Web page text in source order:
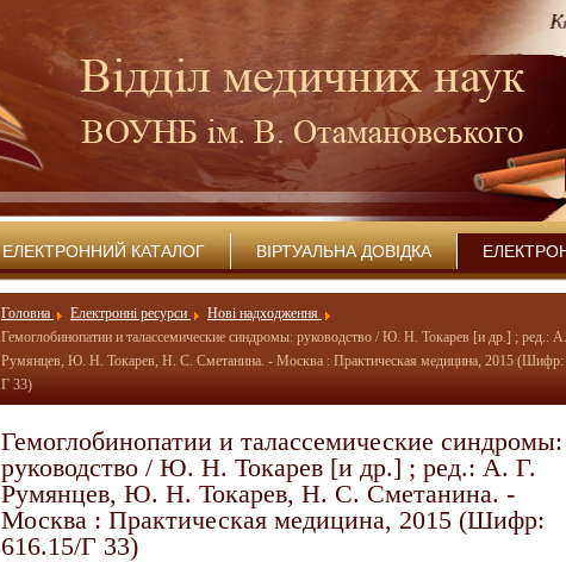
ЕЛЕКТРОННИЙ КАТАЛОГ ВІРТУАЛЬНА ДОВІДКА
Головна Електронні ресурси
Нові надходження
Гемоглобинопатии и талассемические синдромы: руководство / Ю. Н. Токарев [и др.] ; ред.:
Румянцев, Ю. Н. Токарев, Н. С. Сметанина. - Москва : Практическая медицина, 2015 (Шифр:
Г 33)
Гемоглобинопатии и талассемические синдромы:
руководство / Ю. Н. Токарев [и др.] ; ред.: А. Г.
Румянцев, Ю. Н. Токарев, Н. С. Сметанина. -
Москва : Практическая медицина, 2015 (Шифр:
616.15/Г 33)